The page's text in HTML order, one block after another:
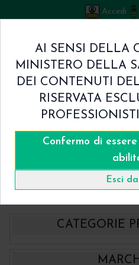
Accedi
Bicuspid
Shop
Termini &
Home Catalogo
Specilli ERGOtouch
CATEGORIE
AI SENSI DELLA
MINISTERO DELLA
DEI CONTENUTI
RISERVATA
Esci
Confermo di